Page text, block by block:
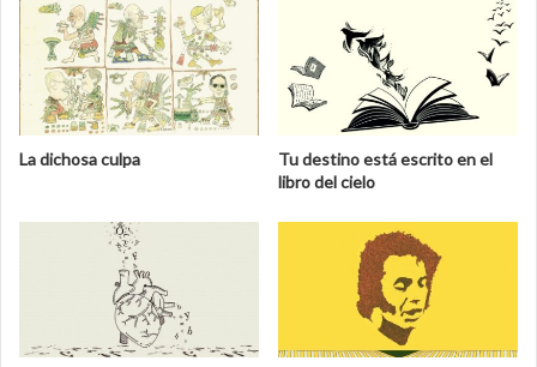
La dichosa culpa
Tu destino está escrito en el
libro del cielo